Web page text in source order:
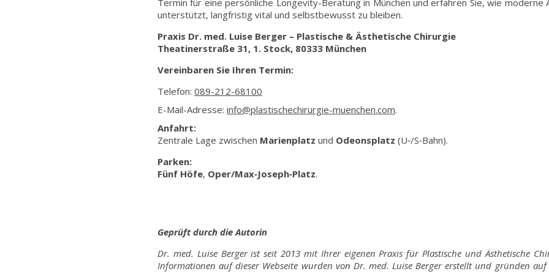
Termin für eine persönliche Longevity-Beratung in München und erfahren Sie, wie moderne
unterstützt, langfristig vital und selbstbewusst zu bleiben.
Praxis Dr. med. Luise Berger – Plastische & Ästhetische Chirurgie
Theatinerstraße 31, 1. Stock, 80333 München
Vereinbaren Sie Ihren Termin:
Telefon: 089-212-68100
E-Mail-Adresse: info@plastischechirurgie-muenchen.com.
Anfahrt:
Zentrale Lage zwischen Marienplatz und Odeonsplatz (U‑/S‑Bahn).
Parken:
Fünf Höfe, Oper/Max‑Joseph‑Platz.
Geprüft durch die Autorin
Dr. med. Luise Berger ist seit 2013 mit Ihrer eigenen Praxis für Plastische und Ästhetische
Informationen auf dieser Webseite wurden von Dr. med. Luise Berger erstellt und gründen